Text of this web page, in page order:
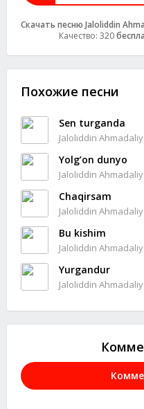
Скачать песню Jaloliddin
Качество: 320
Похожие песни
Sen turganda
Jaloliddin
Yolg’on dunyo
Jaloliddin
Chaqirsam
Jaloliddin
Bu kishim
Jaloliddin
Yurgandur
Jaloliddin